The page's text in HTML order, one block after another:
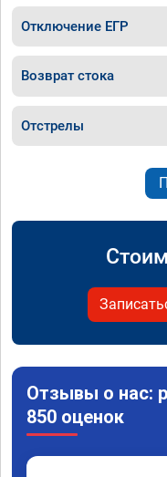
Отключение ЕГР
Возврат стока
Отстрелы
Отзывы о нас:
850 оценок